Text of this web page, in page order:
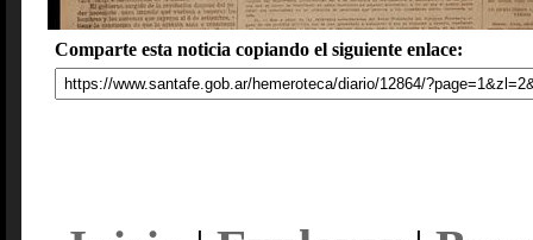
Comparte esta noticia copiando el siguiente enlace: